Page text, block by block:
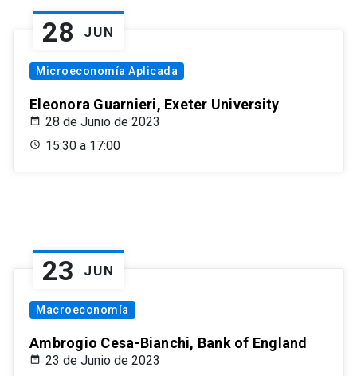
28 JUN
Microeconomía Aplicada
Eleonora Guarnieri, Exeter University
28 de Junio de 2023
15:30 a 17:00
23 JUN
Macroeconomía
Ambrogio Cesa-Bianchi, Bank of England
23 de Junio de 2023